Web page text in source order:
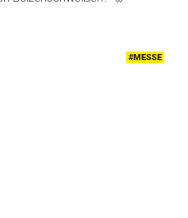
#MESSE